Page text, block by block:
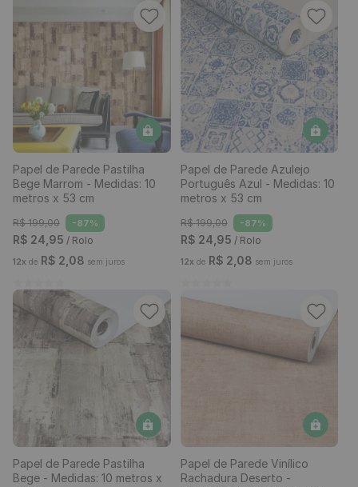
Papel de Parede Pastilha
Bege Marrom - Medidas: 10
metros x 53 cm
R$ 199,00 -87%
R$ 24 95 / Rolo
12x de R$ 2 08 sem juros
Papel de Parede Azulejo
Português Azul - Medidas: 10
metros x 53 cm
R$ 199,00 -87%
R$ 24 95 / Rolo
12x de R$ 2 08 sem juros
Papel de Parede Pastilha
Bege - Medidas: 10 metros x
Papel de Parede Vinílico
Rachadura Deserto -